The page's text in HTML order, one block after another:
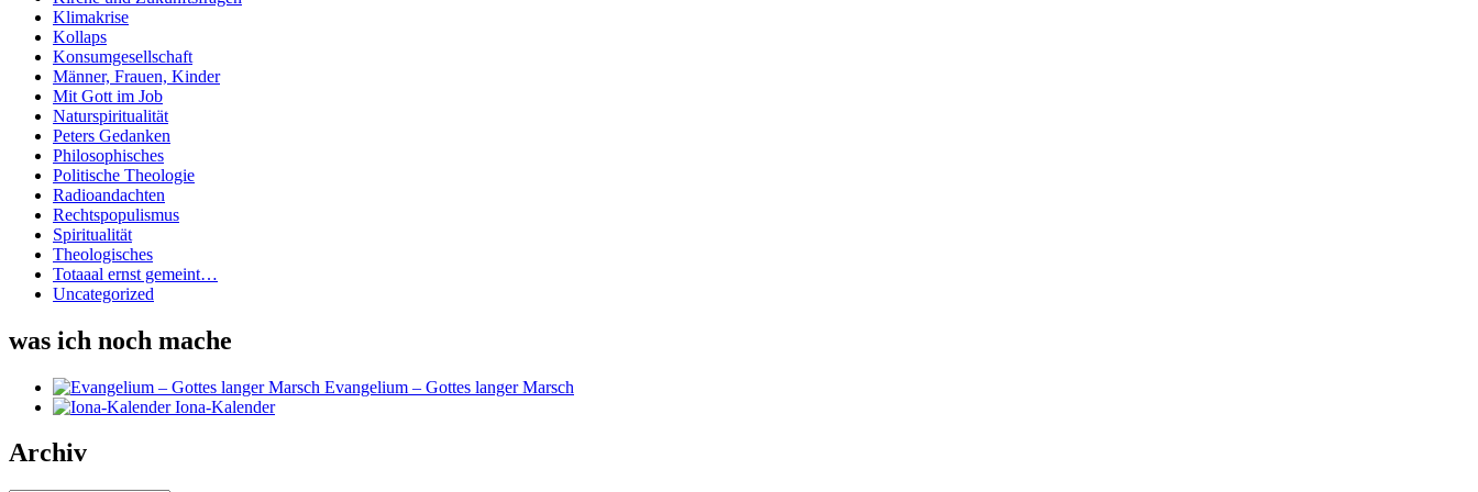
Klimakrise
Kollaps
Konsumgesellschaft
Männer, Frauen, Kinder
Mit Gott im Job
Naturspiritualität
Peters Gedanken
Philosophisches
Politische Theologie
Radioandachten
Rechtspopulismus
Spiritualität
Theologisches
Totaaal ernst gemeint…
Uncategorized
was ich noch mache
Evangelium – Gottes langer Marsch
Iona-Kalender
Archiv